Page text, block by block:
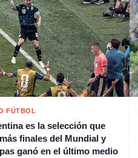
FÚTBOL
es la selección que
finales del Mundial y
ganó en el último medio